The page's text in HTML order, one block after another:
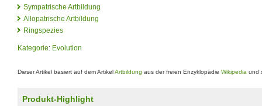
Sympatrische Artbildung
Allopatrische Artbildung
Ringspezies
Kategorie: Evolution
Dieser Artikel basiert auf dem ArtikelArtbildung aus der freien Enzyklopädie Wikipedia und
Produkt-Highlight